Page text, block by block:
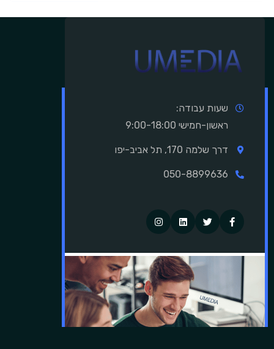
שעות עבודה:
ראשון-חמישי 9:00-18:00
דרך שלמה 170, תל אביב-יפו
050-8899636